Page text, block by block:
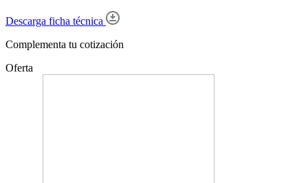
Descarga ficha técnica
Complementa tu cotización
Oferta